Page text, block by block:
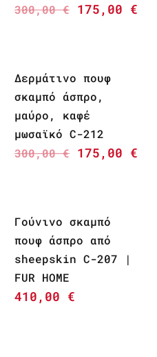
300,00€ 175,00 €
Δερμάτινο πουφ
σκαμπό άσπρο,
μαύρο, καφέ
μωσαϊκό C-212
300,00€ 175,00 €
Γούνινο σκαμπό
πουφ άσπρο από
sheepskin C-207 |
FUR HOME
410,00 €